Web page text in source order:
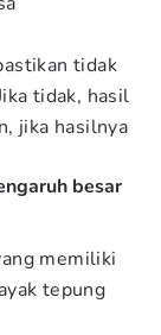
tidak
tidak, hasil
jika hasilnya
besar
memiliki
tepung